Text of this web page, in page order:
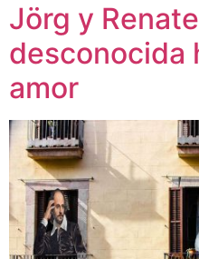
Jörg y
desconocida
amor